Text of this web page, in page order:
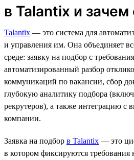
в Talantix и
Talantix — это система для
и управления им. Она объединяет
среде: заявку на подбор с
автоматизированный разбор
коммуникаций по вакансии, сбор
глубокую аналитику подбора
рекрутеров), а также интеграцию с
компании.
Заявка на подбор в Talantix — это
в котором фиксируются требования